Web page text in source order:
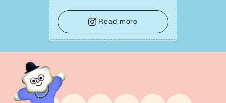
⾔葉に流されないよう、⼼にしっかりブ
レーキをかけること。この意識の切り替
えが、あなたに確かな安⼼感をもたらす
はずです。
Read more